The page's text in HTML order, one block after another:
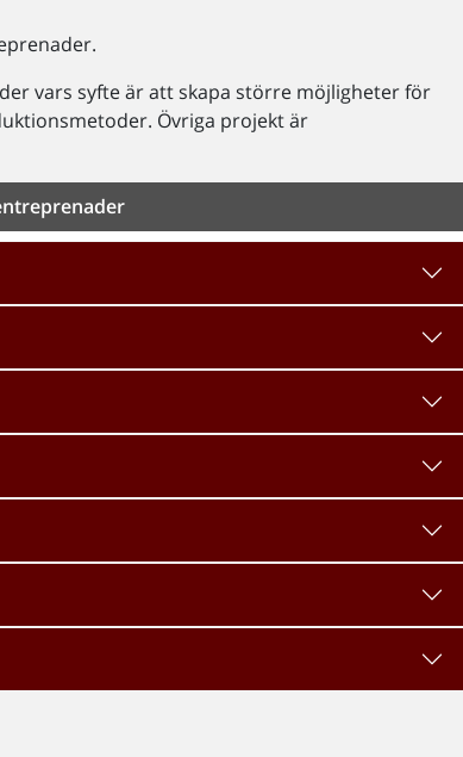
vars syfte är att skapa större möjligheter för
Övriga projekt är